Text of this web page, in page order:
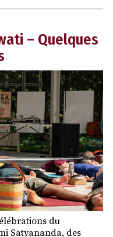
– Quelques
du
Satyananda, des